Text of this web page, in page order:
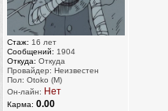
Стаж: 16 лет
Сообщений: 1904
Откуда: Откуда
Провайдер: Неизвестен
Пол: Otoko (M)
Он-лайн: Нет
Карма: 0.00